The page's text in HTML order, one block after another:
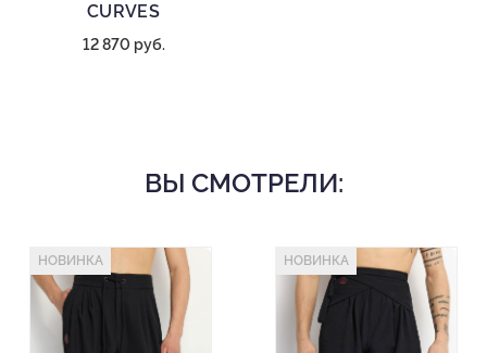
CURVES
12 870 руб.
ВЫ СМОТРЕЛИ:
НОВИНКА НОВИНКА